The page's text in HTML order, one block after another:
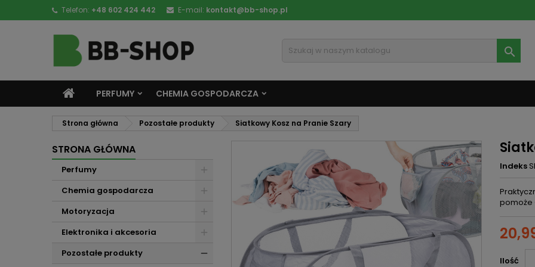
Telefon: +48 602 424 442 E-mail: kontakt@bb-shop.pl

PERFUMY CHEMIA GOSPODARCZA
Strona główna Pozostałe produkty Siatkowy Kosz na Pranie Szary
STRONA GŁÓWNA
Perfumy
Chemia gospodarcza
Motoryzacja
Elektronika i akcesoria
Pozostałe produkty
Indeks
pomoże
Ilość